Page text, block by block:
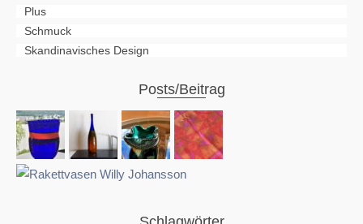
Plus
Schmuck
Skandinavisches Design
Posts/Beitrag